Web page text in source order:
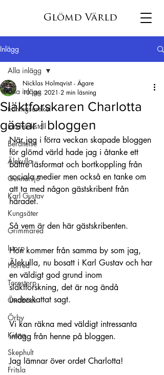
Glömd Värld
Inlägg
Alla inlägg
tidningsartikel
tandvärkstall
Berättelse
Älekulla
Gunnarsjö
Karl Gustav
Kungsäter
Grimmared
Istorp
Horred
Torestorp
Öxabäck
Örby
Kinna
Skephult
Fritsla
Alla inlägg
Släktforskaren Charlotta
gästar i bloggen
Nicklas Holmqvist - Ägare
10 jan. 2021 2 min läsning
När jag i förra veckan skapade bloggen
för glömd värld hade jag i åtanke ett
bättre läsformat och bortkoppling från
sociala medier men också en tanke om
att ta med någon gästskribent från
häradet.
Så vem är den här gästskribenten.
Hon kommer från samma by som jag,
Älekulla, nu bosatt i Karl Gustav och har
en väldigt god grund inom
släktforskning, det är nog ändå
underskattat sagt.
Vi kan räkna med väldigt intressanta
inlägg från henne på bloggen.
Jag lämnar över ordet Charlotta!